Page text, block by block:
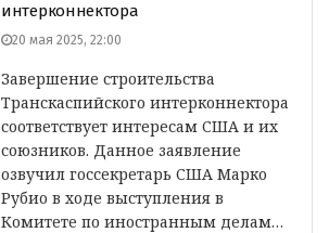
интерконнектора
20 мая 2025, 22:00
Завершение строительства
Транскаспийского интерконнектора
соответствует интересам США и их
союзников. Данное заявление
озвучил госсекретарь США Марко
Рубио в ходе выступления в
Комитете по иностранным делам…